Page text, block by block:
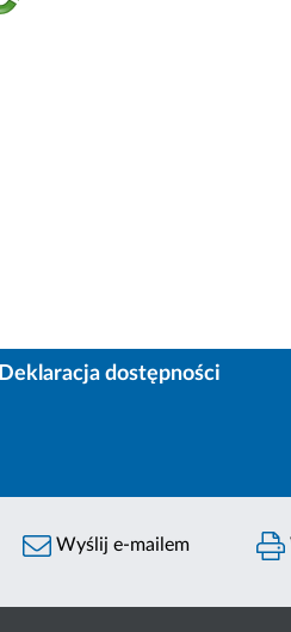
Deklaracja dostępności
Wyślij e-mailem